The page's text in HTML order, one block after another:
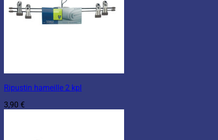
Ripustin hameille 2 kpl
3,90 €